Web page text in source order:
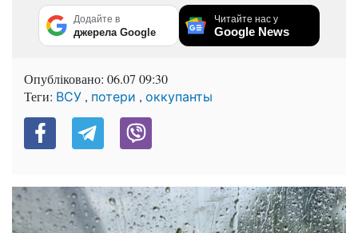
Додайте в
джерела Google
Читайте нас у
Google News
Опубліковано: 06.07 09:30
Теги: ВСУ , потери , оккупанты